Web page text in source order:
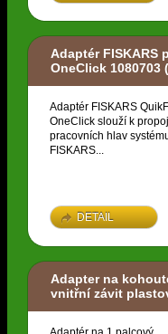
Adaptér FISKARS
OneClick 1080703
Adaptér FISKARS
OneClick slouží k
pracovních hlav
FISKARS...
DETAIL
Adapter na
vnitřní závit